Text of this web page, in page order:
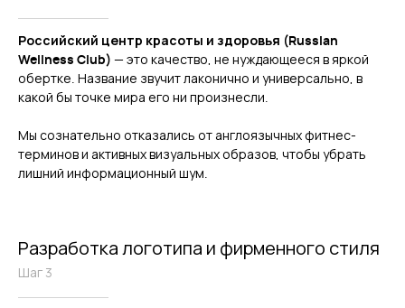
Российский центр красоты и здоровья (Russian
Wellness Club) — это качество, не нуждающееся в яркой
обертке. Название звучит лаконично и универсально, в
какой бы точке мира его ни произнесли.
Мы сознательно отказались от англоязычных фитнес-
терминов и активных визуальных образов, чтобы убрать
лишний информационный шум.
Разработка логотипа и фирменного стиля
Шаг 3